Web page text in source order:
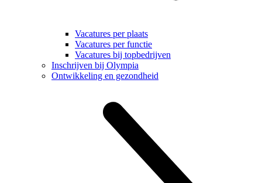
Vacatures per plaats
Vacatures per functie
Vacatures bij topbedrijven
Inschrijven bij Olympia
Ontwikkeling en gezondheid